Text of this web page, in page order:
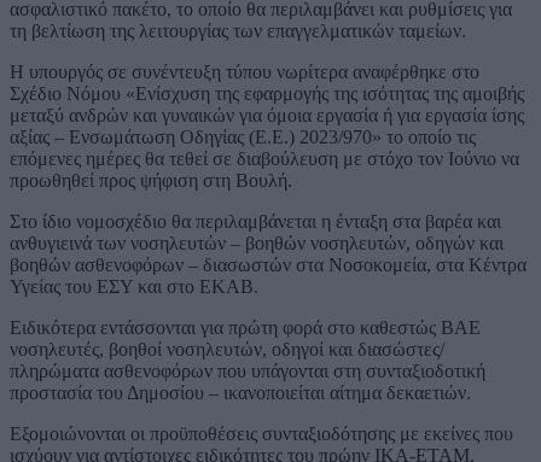
ασφαλιστικό πακέτο, το οποίο θα περιλαμβάνει και ρυθμίσεις για
τη βελτίωση της λειτουργίας των επαγγελματικών ταμείων.
Η υπουργός σε συνέντευξη τύπου νωρίτερα αναφέρθηκε στο
Σχέδιο Νόμου «Ενίσχυση της εφαρμογής της ισότητας της αμοιβής
μεταξύ ανδρών και γυναικών για όμοια εργασία ή για εργασία ίσης
αξίας – Ενσωμάτωση Οδηγίας (Ε.Ε.) 2023/970» το οποίο τις
επόμενες ημέρες θα τεθεί σε διαβούλευση με στόχο τον Ιούνιο να
προωθηθεί προς ψήφιση στη Βουλή.
Στο ίδιο νομοσχέδιο θα περιλαμβάνεται η ένταξη στα βαρέα και
ανθυγιεινά των νοσηλευτών – βοηθών νοσηλευτών, οδηγών και
βοηθών ασθενοφόρων – διασωστών στα Νοσοκομεία, στα Κέντρα
Υγείας του ΕΣΥ και στο ΕKAB.
Ειδικότερα εντάσσονται για πρώτη φορά στο καθεστώς ΒΑΕ
νοσηλευτές, βοηθοί νοσηλευτών, οδηγοί και διασώστες/
πληρώματα ασθενοφόρων που υπάγονται στη συνταξιοδοτική
προστασία του Δημοσίου – ικανοποιείται αίτημα δεκαετιών.
Εξομοιώνονται οι προϋποθέσεις συνταξιοδότησης με εκείνες που
ισχύουν για αντίστοιχες ειδικότητες του πρώην ΙΚΑ-ΕΤΑΜ.